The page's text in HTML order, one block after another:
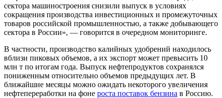
сектора машиностроения снизили выпуск в условиях
сокращения производства инвестиционных и промежуточных
товаров российской промышленностью, а также добывающего
сектора в России», — говорится в очередном мониторинге.
В частности, производство калийных удобрений находилось
вблизи пиковых объемов, а их экспорт может превысить 10
млн т по итогам года. Выпуск нефтепродуктов сохранялся
пониженным относительно объемов предыдущих лет. В
ближайшие месяцы можно ожидать некоторого увеличения
нефтепереработки на фоне роста поставок бензина в Россию.